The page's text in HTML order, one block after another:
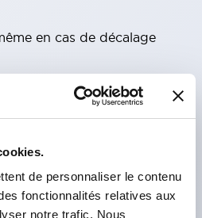
de personnaliser le contenu
fonctionnalités relatives aux
notre trafic. Nous
en cas de décalage
de référence, il est
décalages de position ou les
la sécurité.
à l’entrée des pièces.
arrêt lors du muting est